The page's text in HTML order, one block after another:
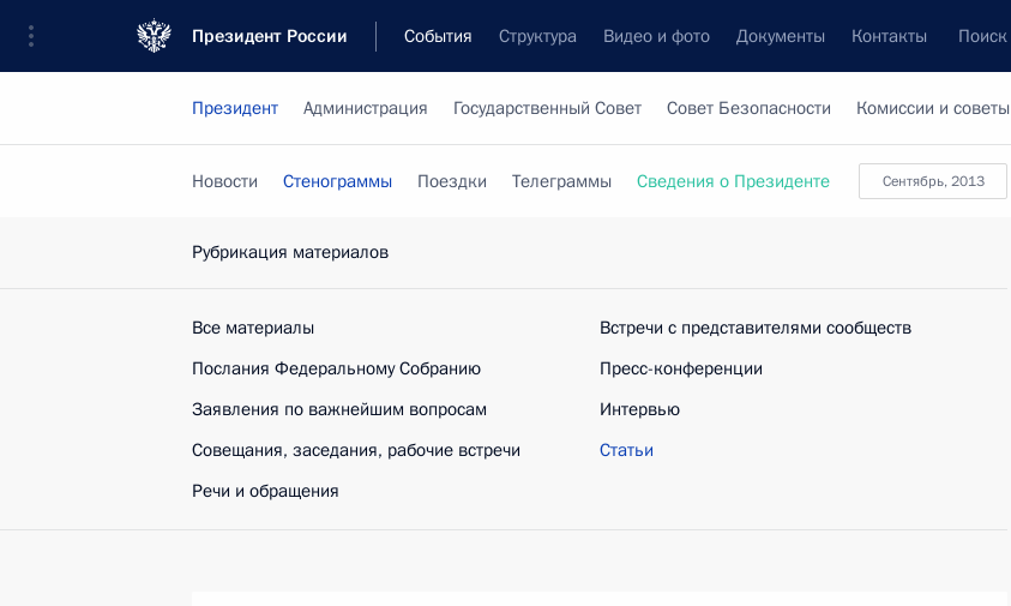
Президент России События Структура Видео и фото Документы Контакты Поиск
Президент Администрация Государственный Совет Совет Безопасности Комиссии и советы
сентябрь, 2013
Новости Стенограммы Поездки Телеграммы Сведения о Президенте
Рубрикация материалов
Все материалы
Послания Федеральному Собранию
Заявления по важнейшим вопросам
Совещания, заседания, рабочие встречи
Речи и обращения
Встречи с представителями сообществ
Пресс-конференции
Интервью
Статьи